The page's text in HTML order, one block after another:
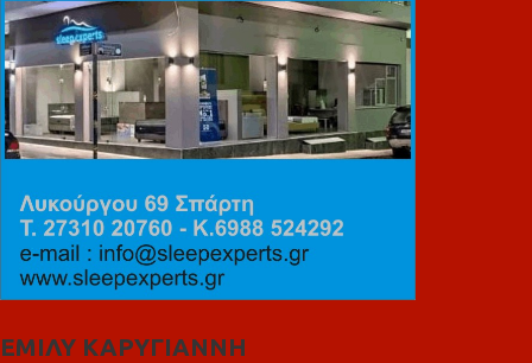
ΕΜΙΛΥ ΚΑΡΥΓΙΑΝΝΗ